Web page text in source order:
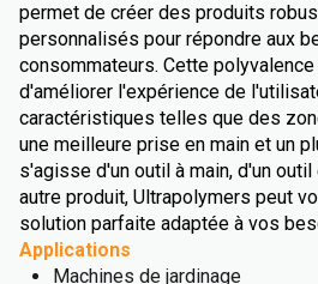
permet de créer des produits
personnalisés pour répondre aux
consommateurs. Cette
d'améliorer l'expérience de
caractéristiques telles que des
une meilleure prise en main et un
s'agisse d'un outil à main, d'un
autre produit, Ultrapolymers peut
solution parfaite adaptée à vos
Applications
Machines de jardinage